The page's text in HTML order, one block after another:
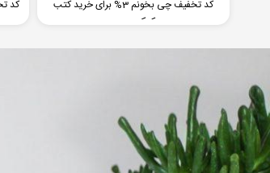
کد تخفیف چی بخونم 3% برای خرید کتب
کمک درسی